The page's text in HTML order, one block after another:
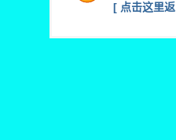
[ 点击这里